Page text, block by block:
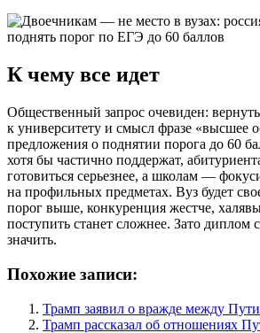
К чему все идет
Общественный запрос очевиден:
к университету и смысл фразе «высшее
предложения о поднятии порога до 60
хотя бы частично поддержат,
готовиться серьезнее, а школам —
на профильных предметах. Вуз будет
порог выше, конкуренция жестче,
поступить станет сложнее. Зато диплом
значить.
Похожие записи:
Трамп заявил о вражде между
Трамп рассказал об отношениях